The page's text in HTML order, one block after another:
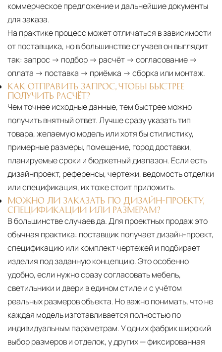
коммерческое предложение и дальнейшие документы
для заказа.
На практике процесс может отличаться в зависимости
от поставщика, но в большинстве случаев он выглядит
так: запрос → подбор → расчёт → согласование →
оплата → поставка → приёмка → сборка или монтаж.
КАК ОТПРАВИТЬ ЗАПРОС, ЧТОБЫ БЫСТРЕЕ
ПОЛУЧИТЬ РАСЧЁТ?
Чем точнее исходные данные, тем быстрее можно
получить внятный ответ. Лучше сразу указать тип
товара, желаемую модель или хотя бы стилистику,
примерные размеры, помещение, город доставки,
планируемые сроки и бюджетный диапазон. Если есть
дизайнпроект, референсы, чертежи, ведомость отделки
или спецификация, их тоже стоит приложить.
МОЖНО ЛИ ЗАКАЗАТЬ ПО ДИЗАЙН-ПРОЕКТУ,
СПЕЦИФИКАЦИИ ИЛИ РАЗМЕРАМ?
В большинстве случаев да. Для проектных продаж это
обычная практика: поставщик получает дизайн-проект,
спецификацию или комплект чертежей и подбирает
изделия под заданную концепцию. Это особенно
удобно, если нужно сразу согласовать мебель,
светильники и двери в едином стиле и с учётом
реальных размеров объекта. Но важно понимать, что не
каждая модель изготавливается полностью по
индивидуальным параметрам. У одних фабрик широкий
выбор размеров и отделок, у других — фиксированная